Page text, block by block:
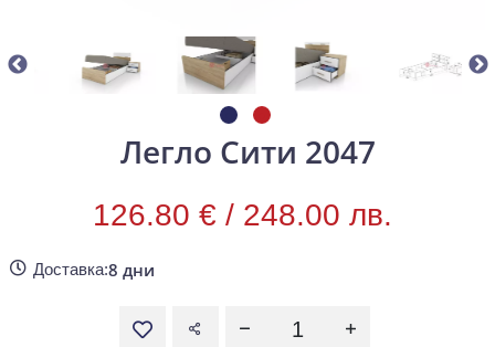
Легло Сити 2047
126.80 € / 248.00 лв.
Доставка:8 дни